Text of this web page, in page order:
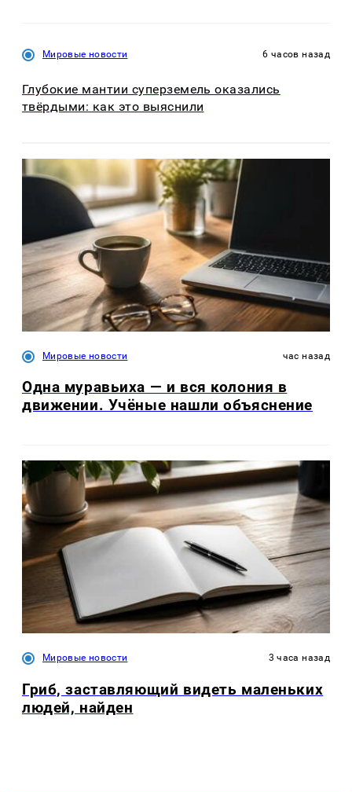
Мировые новости 6 часов назад
Глубокие мантии суперземель оказались
твёрдыми: как это выяснили
Мировые новости час назад
Одна муравьиха — и вся колония в
движении. Учёные нашли объяснение
Мировые новости 3 часа назад
Гриб, заставляющий видеть маленьких
людей, найден